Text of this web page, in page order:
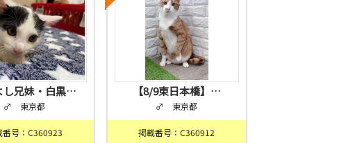
し兄妹・白黒…
♂ 東京都
番号：C360923
【8/9東日本橋】…
♂ 東京都
掲載番号：C360912